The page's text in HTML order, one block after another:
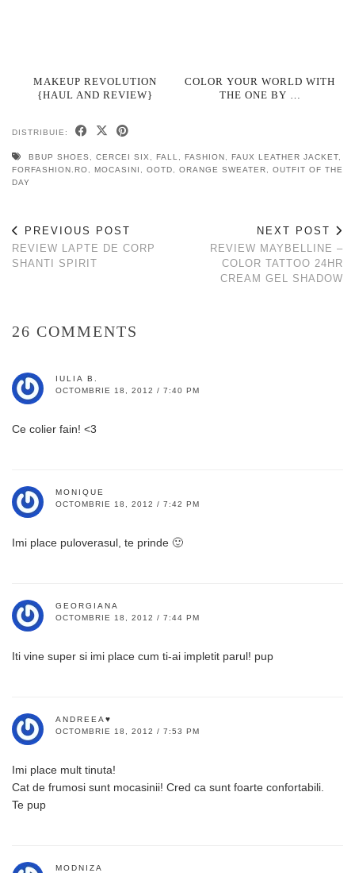
MAKEUP REVOLUTION
{HAUL AND REVIEW}
COLOR YOUR WORLD WITH
THE ONE BY …
DISTRIBUIE:
BBUP SHOES CERCEI SIX FALL FASHION FAUX LEATHER JACKET
FORFASHION.RO
MOCASINI OOTD ORANGE SWEATER
OUTFIT OF THE
DAY
PREVIOUS POST
REVIEW LAPTE DE CORP
SHANTI SPIRIT
NEXT POST
REVIEW MAYBELLINE –
COLOR TATTOO 24HR
CREAM GEL SHADOW
26 COMMENTS
IULIA B.
OCTOMBRIE 18, 2012 / 7:40 PM
Ce colier fain! <3
MONIQUE
OCTOMBRIE 18, 2012 / 7:42 PM
Imi place puloverasul, te prinde 🙂
GEORGIANA
OCTOMBRIE 18, 2012 / 7:44 PM
Iti vine super si imi place cum ti-ai impletit parul! pup
ANDREEA♥
OCTOMBRIE 18, 2012 / 7:53 PM
Imi place mult tinuta!
Cat de frumosi sunt mocasinii! Cred ca sunt foarte confortabili.
Te pup
MODNIZA